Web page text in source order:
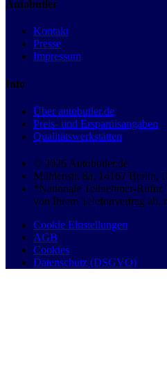
Autobutler
Kontakt
Presse
Impressum
Info
Über autobutler.de
Preis- und Ersparnisangaben
Qualitätswerkstätten
© 2026 Autobutler.de
Mühlenstr. 8a, 14167 Berlin,
*Nationale Teilnehmer-
von Ihrem Telefonvertrag ab,
Cookie Einstellungen
AGB
Cookies
Datenschutz (DSGVO)